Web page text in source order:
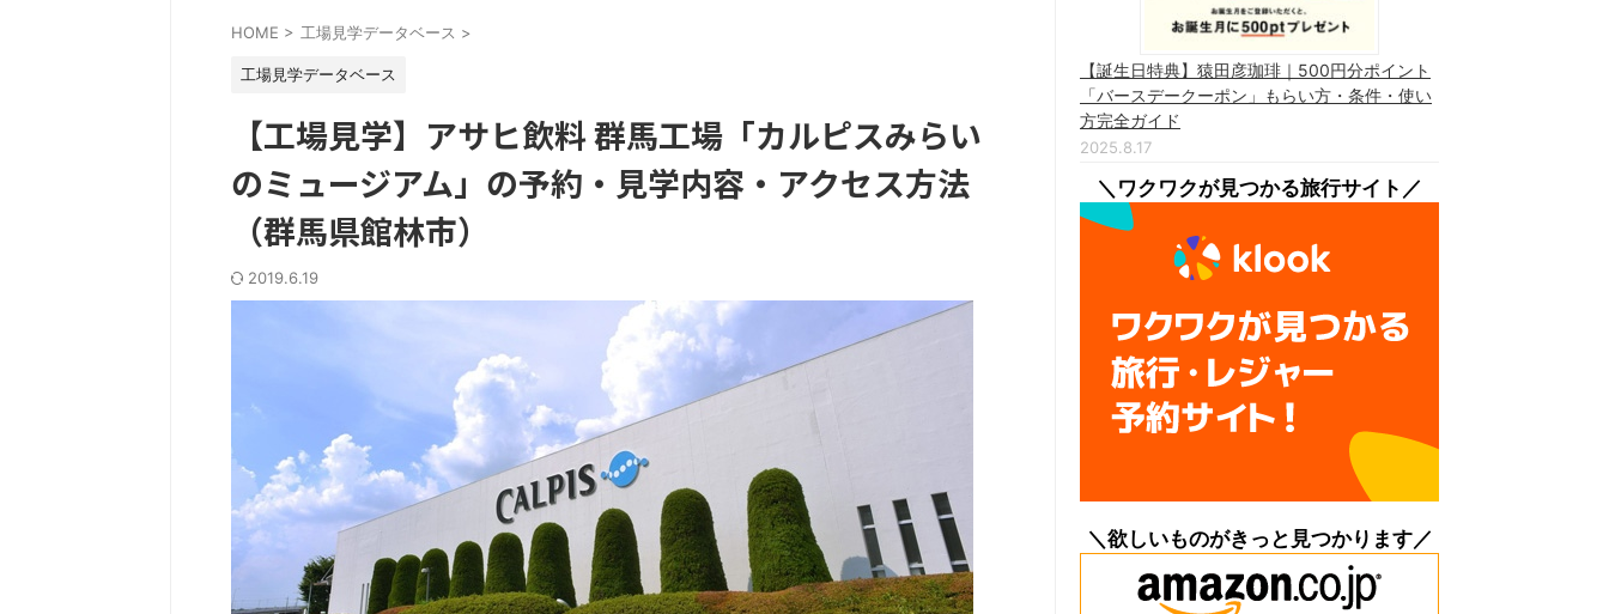
HOME > 工場見学データベース >
工場見学データベース
【工場見学】アサヒ飲料 群馬工場「カルピスみらい
のミュージアム」の予約・見学内容・アクセス方法
（群馬県館林市）
2019.6.19
【誕生日特典】猿田彦珈琲｜500円分ポイント
「バースデークーポン」もらい方・条件・使い
方完全ガイド
2025.8.17
＼ワクワクが見つかる旅行サイト／
＼欲しいものがきっと見つかります／